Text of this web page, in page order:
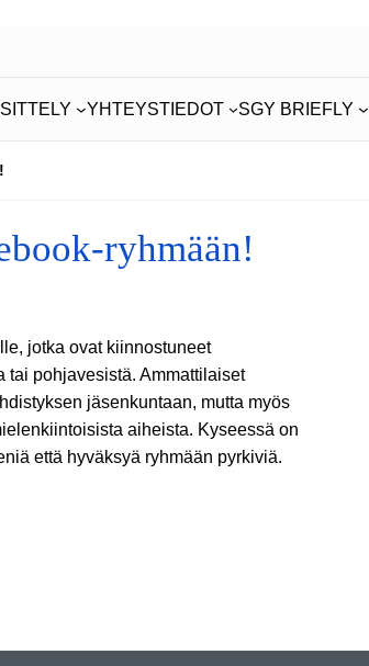
YHTEYSTIEDOT SGY BRIEFLY
ryhmään!
jotka ovat kiinnostuneet
tai pohjavesistä. Ammattilaiset
jäsenkuntaan, mutta myös
aiheista. Kyseessä on
että hyväksyä ryhmään pyrkiviä.